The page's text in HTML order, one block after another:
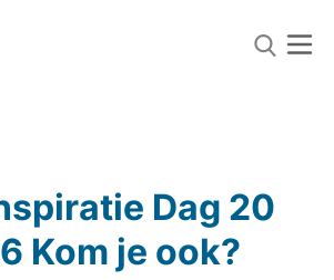
Dag 20
Kom je ook?